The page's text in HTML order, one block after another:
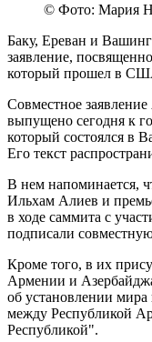
© Фото: Мария
Баку, Ереван и
заявление,
который прошел в
Совместное
выпущено сегодня к
который состоялся в
Его текст
В нем напоминается,
Ильхам Алиев и
в ходе саммита с
подписали
Кроме того, в их
Армении и
об установлении
между Республикой
Республикой".